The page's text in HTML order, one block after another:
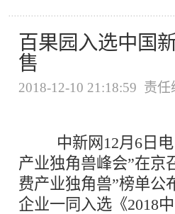
百果园入选中国
售
2018-12-10 21:18:59 责任
中新网12月6日电
产业独角兽峰会”在京
费产业独角兽”榜单公
企业一同入选《2018